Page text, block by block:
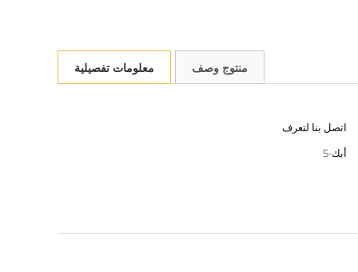
معلومات تفصيلية منتوج وصف
اتصل بنا لتعرف
أبك-5